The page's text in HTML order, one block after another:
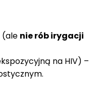
(ale nie rób irygacji
na HIV) –